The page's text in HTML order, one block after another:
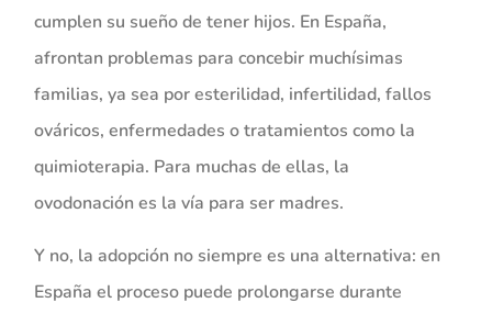
cumplen su sueño de tener hijos. En España,
afrontan problemas para concebir muchísimas
familias, ya sea por esterilidad, infertilidad, fallos
ováricos, enfermedades o tratamientos como la
quimioterapia. Para muchas de ellas, la
ovodonación es la vía para ser madres.
Y no, la adopción no siempre es una alternativa: en
España el proceso puede prolongarse durante